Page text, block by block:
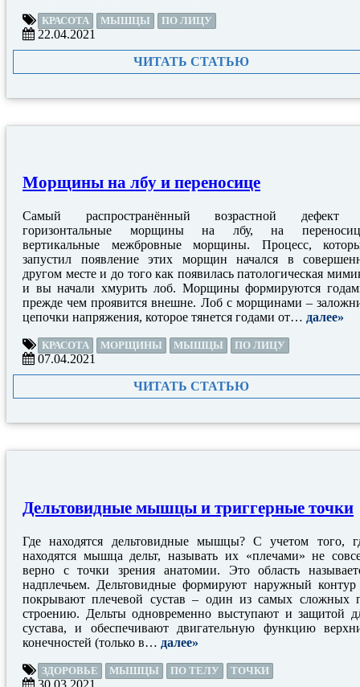
КРАСОТА МЫШЦЫ ПО ЛИЦУ
22.04.2021
ЧИТАТЬ СТАТЬЮ
Морщины на лбу и переносице
Самый распространённый возрастной дефект
горизонтальные морщины на лбу, на
вертикальные межбровные морщины. Процесс,
запустил появление этих морщин начался в
другом месте и до того как появилась патологическая
и вы начали хмурить лоб. Морщины формируются
прежде чем проявится внешне. Лоб с морщинами –
цепочки напряжения, которое тянется годами от… далее»
КРАСОТА МОРЩИНЫ МЫШЦЫ ПО ЛИЦУ
07.04.2021
ЧИТАТЬ СТАТЬЮ
Дельтовидные мышцы и триггерные точки
Где находятся дельтовидные мышцы? С учетом того,
находятся мышца дельт, называть их «плечами» не
верно с точки зрения анатомии. Это область
надплечьем. Дельтовидные формируют наружный
покрывают плечевой сустав – один из самых сложных
строению. Дельты одновременно выступают и защитой
сустава, и обеспечивают двигательную функцию
конечностей (только в… далее»
ЗДОРОВЬЕ МЫШЦЫ ПО ТЕЛУ ТОЧКИ
30.03.2021